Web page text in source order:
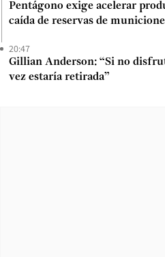
Pentágono exige acelerar
caída de reservas de
20:47
Gillian Anderson: “Si no
vez estaría retirada”